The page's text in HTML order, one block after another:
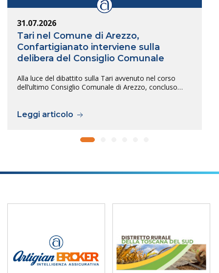
31.07.2026
Tari nel Comune di Arezzo,
Confartigianato interviene sulla
delibera del Consiglio Comunale
Alla luce del dibattito sulla Tari avvenuto nel corso
dell’ultimo Consiglio Comunale di Arezzo, concluso…
Leggi articolo